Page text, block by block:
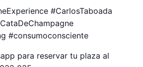
#CarlosTaboada
#consumoconsciente
para reservar tu plaza al